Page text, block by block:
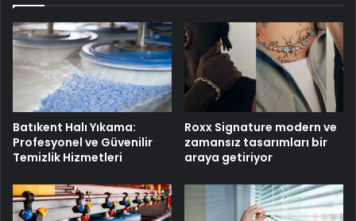
Batıkent Halı Yıkama:
Profesyonel ve Güvenilir
Temizlik Hizmetleri
Roxx Signature modern ve
zamansız tasarımları bir
araya getiriyor